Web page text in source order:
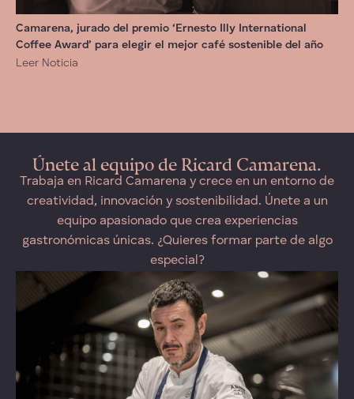
Camarena, jurado del premio ‘Ernesto Illy International
Coffee Award’ para elegir el mejor café sostenible del año
Leer Noticia
Únete al equipo de Ricard Camarena.
Trabaja en Ricard Camarena y crece en un entorno de
creatividad, innovación y sostenibilidad. Únete a un
equipo apasionado que crea experiencias
gastronómicas únicas. ¿Quieres formar parte de algo
especial?